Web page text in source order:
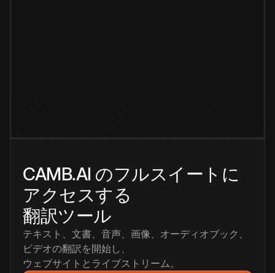
CAMB.AI のフルスイートに
アクセスする
翻訳ツール
テキスト、文書、音声、画像、オーディオブック、
ビデオの翻訳を開始し、
ウェブサイトとライブストリーム。